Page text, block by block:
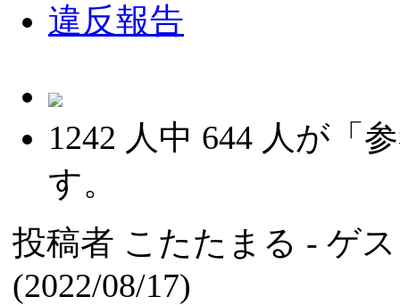
違反報告
1242 人中 644 人が「
す。
投稿者 こたたまる - ゲ
(2022/08/17)